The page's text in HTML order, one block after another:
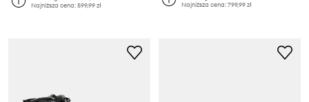
Najniższa cena:599,99 zł
Najniższa cena:799,99 zł